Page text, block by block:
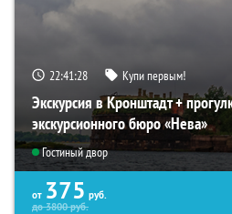
22:41:27 Купи первым!
Экскурсия в Кронштадт +
экскурсионного бюро «Нева»
Гостиный двор
от 375 руб.
до3800руб.